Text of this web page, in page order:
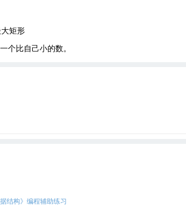
矩形
个比自己小的数。
结构》编程辅助练习